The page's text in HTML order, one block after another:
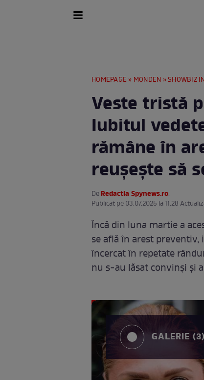
HOMEPAGE » MONDEN »SHOWBIZ
Veste tristă
Iubitul
rămâne în
reușește să
DeRedactia Spynews.ro.
Publicat pe 03.07.2025 la 11:28
Încă din luna martie a
se află în arest
încercat în repetate
nu s-au lăsat convinși și
GALERIE (3)